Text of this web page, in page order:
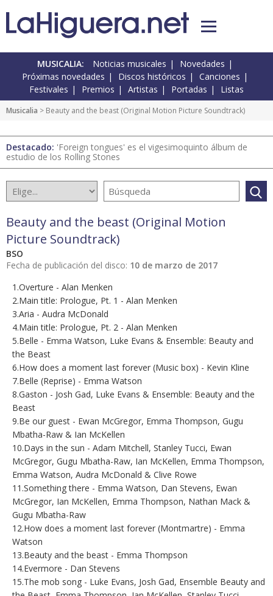
MUSICALIA: Noticias musicales
Novedades
Próximas novedades
Discos históricos
Canciones
Festivales
Premios Artistas Portadas Listas
Musicalia > Beauty and the beast (Original Motion Picture Soundtrack)
Destacado: 'Foreign tongues' es el vigesimoquinto álbum de
estudio de los Rolling Stones
Beauty and the beast (Original Motion
Picture Soundtrack)
BSO
Fecha de publicación del disco: 10 de marzo de 2017
1.Overture - Alan Menken
2.Main title: Prologue, Pt. 1 - Alan Menken
3.Aria - Audra McDonald
4.Main title: Prologue, Pt. 2 - Alan Menken
5.Belle - Emma Watson, Luke Evans & Ensemble: Beauty and
the Beast
6.How does a moment last forever (Music box) - Kevin Kline
7.Belle (Reprise) - Emma Watson
8.Gaston - Josh Gad, Luke Evans & Ensemble: Beauty and the
Beast
9.Be our guest - Ewan McGregor, Emma Thompson, Gugu
Mbatha-Raw & Ian McKellen
10.Days in the sun - Adam Mitchell, Stanley Tucci, Ewan
McGregor, Gugu Mbatha-Raw, Ian McKellen, Emma Thompson,
Emma Watson, Audra McDonald & Clive Rowe
11.Something there - Emma Watson, Dan Stevens, Ewan
McGregor, Ian McKellen, Emma Thompson, Nathan Mack &
Gugu Mbatha-Raw
12.How does a moment last forever (Montmartre) - Emma
Watson
13.Beauty and the beast - Emma Thompson
14.Evermore - Dan Stevens
15.The mob song - Luke Evans, Josh Gad, Ensemble Beauty and